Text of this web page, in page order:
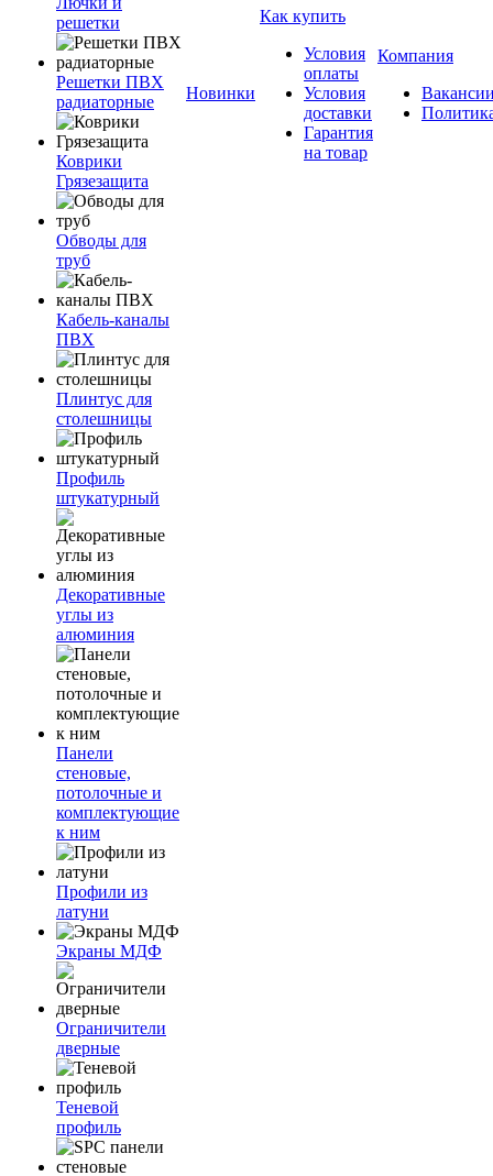
решетки
Решетки ПВХ
радиаторные
Коврики
Грязезащита
Обводы для
труб
Кабель-каналы
ПВХ
Плинтус для
столешницы
Профиль
штукатурный
Декоративные
углы из
алюминия
Панели
стеновые,
потолочные и
комплектующие
к ним
Профили из
латуни
Экраны МДФ
Ограничители
дверные
Теневой
профиль
Новинки
Как купить
Условия
оплаты
Условия
доставки
Гарантия
на товар
Компания